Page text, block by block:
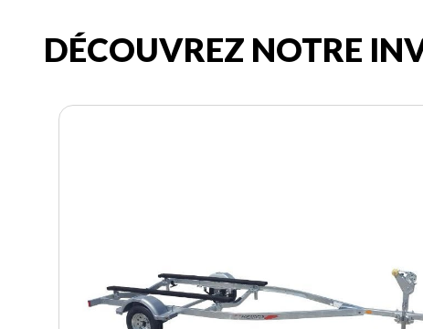
DÉCOUVREZ NOTRE